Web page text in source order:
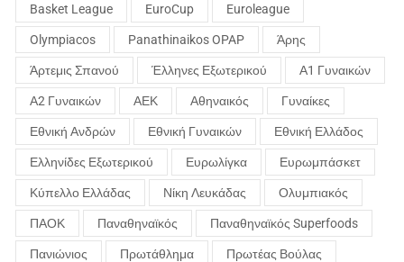
Basket League EuroCup Euroleague
Olympiacos Panathinaikos OPAP Άρης
Άρτεμις Σπανού Έλληνες Εξωτερικού Α1 Γυναικών
Α2 Γυναικών ΑΕΚ Αθηναικός Γυναίκες
Εθνική Ανδρών Εθνική Γυναικών Εθνική Ελλάδος
Ελληνίδες Εξωτερικού Ευρωλίγκα Ευρωμπάσκετ
Κύπελλο Ελλάδας Νίκη Λευκάδας Ολυμπιακός
ΠΑΟΚ Παναθηναϊκός Παναθηναϊκός Superfoods
Πανιώνιος Πρωτάθλημα Πρωτέας Βούλας